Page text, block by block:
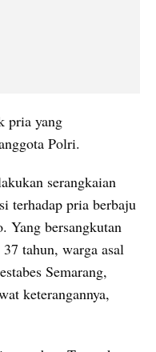
pria yang
Polri.
serangkaian
terhadap pria berbaju
Yang bersangkutan
tahun, warga asal
Semarang,
keterangannya,